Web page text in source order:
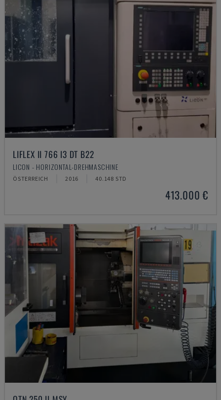
LIFLEX II 766 I3 DT B22
LICON - HORIZONTAL-DREHMASCHINE
ÖSTERREICH 2016 40.148 STD
413.000 €